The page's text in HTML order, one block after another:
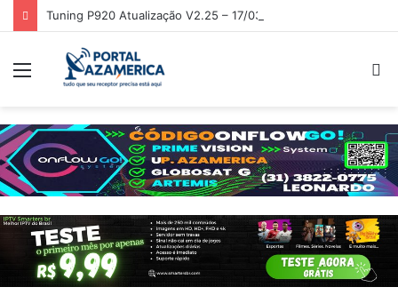
Tuning P920 Atualização V2.25 – 17/03/2026